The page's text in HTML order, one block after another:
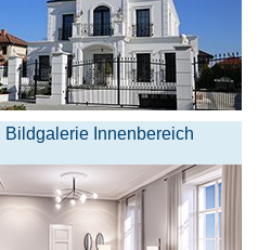
Bildgalerie Innenbereich